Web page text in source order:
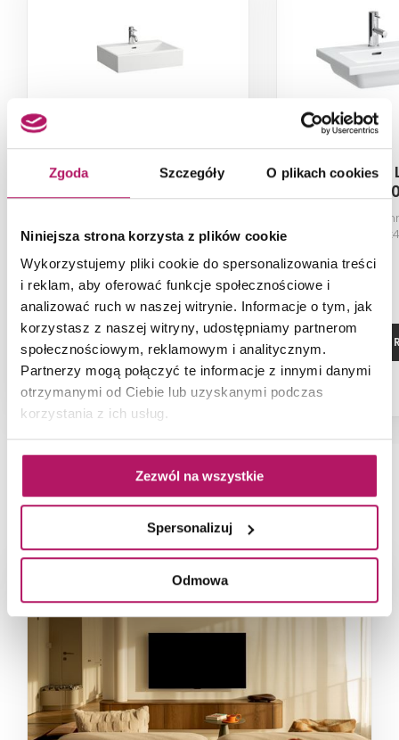
Zgoda Szczegóły O plikach cookies
Niniejsza strona korzysta z plików cookie
Wykorzystujemy pliki cookie do spersonalizowania treści
i reklam, aby oferować funkcje społecznościowe i
analizować ruch w naszej witrynie. Informacje o tym, jak
korzystasz z naszej witryny, udostępniamy partnerom
społecznościowym, reklamowym i analitycznym.
Partnerzy mogą połączyć te informacje z innymi danymi
otrzymanymi od Ciebie lub uzyskanymi podczas
korzystania z ich usług.
Zezwól na wszystkie
Spersonalizuj
Odmowa
Laufen Living
H8174330001041
60x46x14 cm
1 180,00 PLN
ZOBACZ PRODUKT
Dostępność:na zamówienie
Laufen
Umywalka
ZOBACZ
NAJNOWSZE ARTYKUŁY